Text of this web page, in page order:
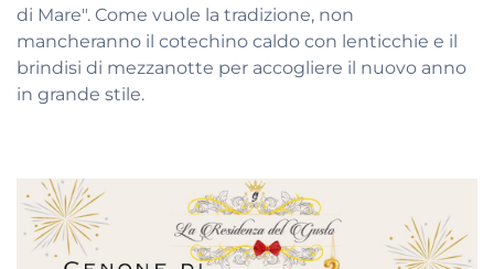
di Mare". Come vuole la tradizione, non
mancheranno il cotechino caldo con lenticchie e il
brindisi di mezzanotte per accogliere il nuovo anno
in grande stile.